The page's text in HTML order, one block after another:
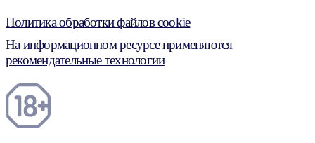
Политика обработки файлов cookie
На информационном ресурсе применяются
рекомендательные технологии